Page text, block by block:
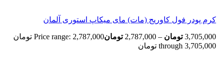
کرم پودر فول کاوریج (مات) مای میکاپ استوری آلمان
3,705,000 تومان –
2,787,000 تومان
Price range: 2,787,000 تومان
through 3,705,000 تومان